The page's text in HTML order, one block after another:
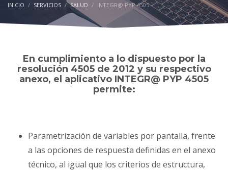
INICIO SERVICIOS SALUD INTEGR@ PYP 4505
En cumplimiento a lo dispuesto por la
resolución 4505 de 2012 y su respectivo
anexo, el aplicativo INTEGR@ PYP 4505
permite:
Parametrización de variables por pantalla, frente
a las opciones de respuesta definidas en el anexo
técnico, al igual que los criterios de estructura,